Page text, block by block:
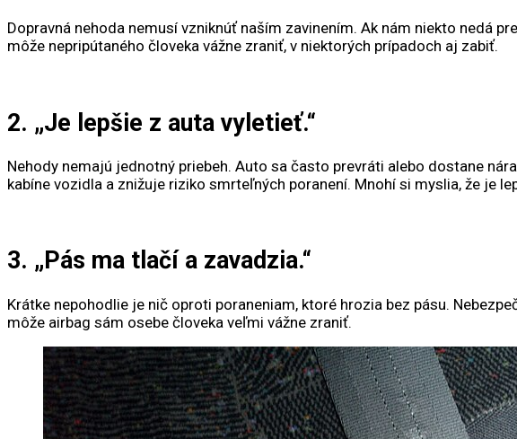
Dopravná nehoda nemusí vzniknúť naším zavinením. Ak nám niekto nedá
môže nepripútaného človeka vážne zraniť, v niektorých prípadoch aj zabiť.
2. „Je lepšie z auta vyletieť.“
Nehody nemajú jednotný priebeh. Auto sa často prevráti alebo dostane
kabíne vozidla a znižuje riziko smrteľných poranení. Mnohí si myslia, že je
3. „Pás ma tlačí a zavadzia.“
Krátke nepohodlie je nič oproti poraneniam, ktoré hrozia bez pásu.
môže airbag sám osebe človeka veľmi vážne zraniť.